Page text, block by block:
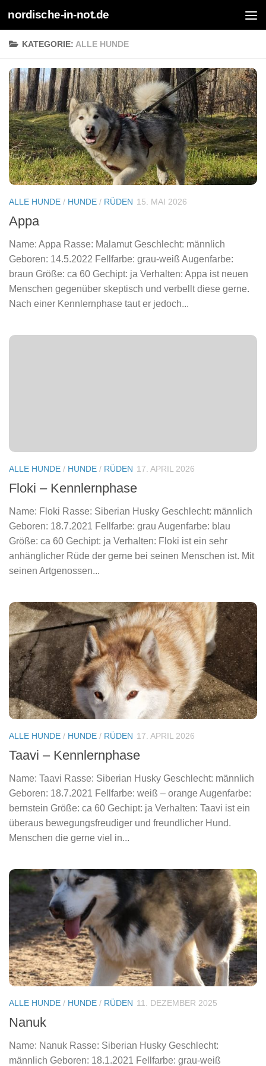
Zum Inhalt springen
nordische-in-not.de
KATEGORIE: ALLE HUNDE
ALLE HUNDE / HUNDE / RÜDEN 15. MAI 2026
Appa
Name: Appa Rasse: Malamut Geschlecht: männlich
Geboren: 14.5.2022 Fellfarbe: grau-weiß Augenfarbe:
braun Größe: ca 60 Gechipt: ja Verhalten: Appa ist neuen
Menschen gegenüber skeptisch und verbellt diese gerne.
Nach einer Kennlernphase taut er jedoch...
ALLE HUNDE / HUNDE / RÜDEN 17. APRIL 2026
Floki – Kennlernphase
Name: Floki Rasse: Siberian Husky Geschlecht: männlich
Geboren: 18.7.2021 Fellfarbe: grau Augenfarbe: blau
Größe: ca 60 Gechipt: ja Verhalten: Floki ist ein sehr
anhänglicher Rüde der gerne bei seinen Menschen ist. Mit
seinen Artgenossen...
ALLE HUNDE / HUNDE / RÜDEN 17. APRIL 2026
Taavi – Kennlernphase
Name: Taavi Rasse: Siberian Husky Geschlecht: männlich
Geboren: 18.7.2021 Fellfarbe: weiß – orange Augenfarbe:
bernstein Größe: ca 60 Gechipt: ja Verhalten: Taavi ist ein
überaus bewegungsfreudiger und freundlicher Hund.
Menschen die gerne viel in...
ALLE HUNDE / HUNDE / RÜDEN 11. DEZEMBER 2025
Nanuk
Name: Nanuk Rasse: Siberian Husky Geschlecht:
männlich Geboren: 18.1.2021 Fellfarbe: grau-weiß